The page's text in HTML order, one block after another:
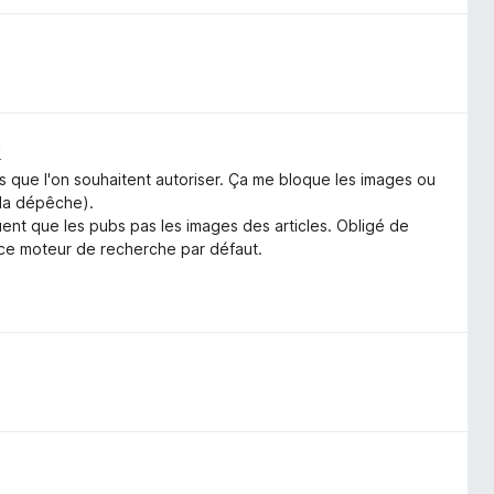
l'on souhaitent autoriser. Ça me bloque les images ou
dépêche).
que les pubs pas les images des articles. Obligé de
moteur de recherche par défaut.